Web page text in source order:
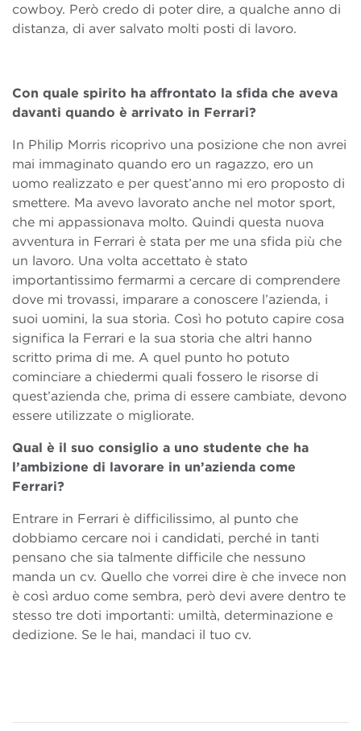
cowboy. Però credo di poter dire, a qualche anno di
distanza, di aver salvato molti posti di lavoro.
Con quale spirito ha affrontato la sfida che aveva
davanti quando è arrivato in Ferrari?
In Philip Morris ricoprivo una posizione che non avrei
mai immaginato quando ero un ragazzo, ero un
uomo realizzato e per quest’anno mi ero proposto di
smettere. Ma avevo lavorato anche nel motor sport,
che mi appassionava molto. Quindi questa nuova
avventura in Ferrari è stata per me una sfida più che
un lavoro. Una volta accettato è stato
importantissimo fermarmi a cercare di comprendere
dove mi trovassi, imparare a conoscere l’azienda, i
suoi uomini, la sua storia. Così ho potuto capire cosa
significa la Ferrari e la sua storia che altri hanno
scritto prima di me. A quel punto ho potuto
cominciare a chiedermi quali fossero le risorse di
quest’azienda che, prima di essere cambiate, devono
essere utilizzate o migliorate.
Qual è il suo consiglio a uno studente che ha
l’ambizione di lavorare in un’azienda come
Ferrari?
Entrare in Ferrari è difficilissimo, al punto che
dobbiamo cercare noi i candidati, perché in tanti
pensano che sia talmente difficile che nessuno
manda un cv. Quello che vorrei dire è che invece non
è così arduo come sembra, però devi avere dentro te
stesso tre doti importanti: umiltà, determinazione e
dedizione. Se le hai, mandaci il tuo cv.